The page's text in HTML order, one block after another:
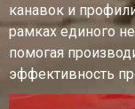
канавок и
рамках единого
помогая
эффективность